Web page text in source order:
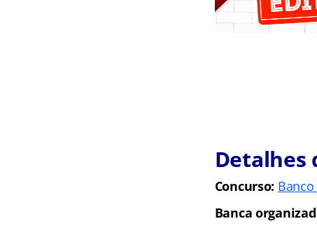
Detalhes
Concurso:
Banca